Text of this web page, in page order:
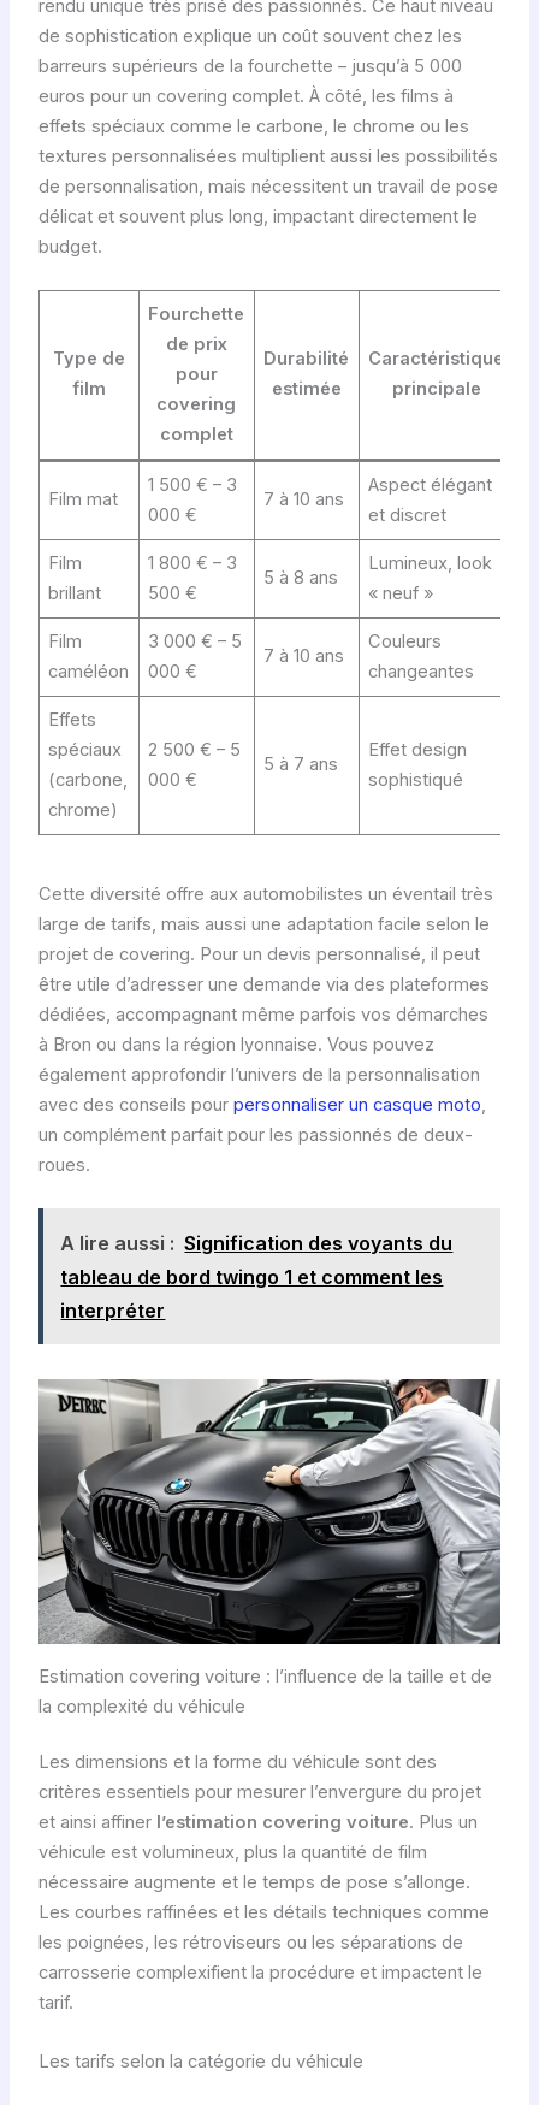
rendu unique très prisé des passionnés. Ce haut niveau
de sophistication explique un coût souvent chez les
barreurs supérieurs de la fourchette – jusqu’à 5 000
euros pour un covering complet. À côté, les films à
effets spéciaux comme le carbone, le chrome ou les
textures personnalisées multiplient aussi les possibilités
de personnalisation, mais nécessitent un travail de pose
délicat et souvent plus long, impactant directement le
budget.
Type de
film
Fourchette
de prix
pour
covering
complet
Durabilité
estimée
Caractéristique
principale
Film mat
1 500 € – 3
000 €
7 à 10 ans
Aspect élégant
et discret
Film
brillant
1 800 € – 3
500 €
5 à 8 ans
Lumineux, look
« neuf »
Film
caméléon
3 000 € – 5
000 €
7 à 10 ans
Couleurs
changeantes
Effets
spéciaux
(carbone,
chrome)
2 500 € – 5
000 €
5 à 7 ans
Effet design
sophistiqué
Cette diversité offre aux automobilistes un éventail très
large de tarifs, mais aussi une adaptation facile selon le
projet de covering. Pour un devis personnalisé, il peut
être utile d’adresser une demande via des plateformes
dédiées, accompagnant même parfois vos démarches
à Bron ou dans la région lyonnaise. Vous pouvez
également approfondir l’univers de la personnalisation
avec des conseils pour personnaliser un casque moto,
un complément parfait pour les passionnés de deux-
roues.
A lire aussi : Signification des voyants du
tableau de bord twingo 1 et comment les
interpréter
Estimation covering voiture : l’influence de la taille et de
la complexité du véhicule
Les dimensions et la forme du véhicule sont des
critères essentiels pour mesurer l’envergure du projet
et ainsi affiner l’estimation covering voiture. Plus un
véhicule est volumineux, plus la quantité de film
nécessaire augmente et le temps de pose s’allonge.
Les courbes raffinées et les détails techniques comme
les poignées, les rétroviseurs ou les séparations de
carrosserie complexifient la procédure et impactent le
tarif.
Les tarifs selon la catégorie du véhicule